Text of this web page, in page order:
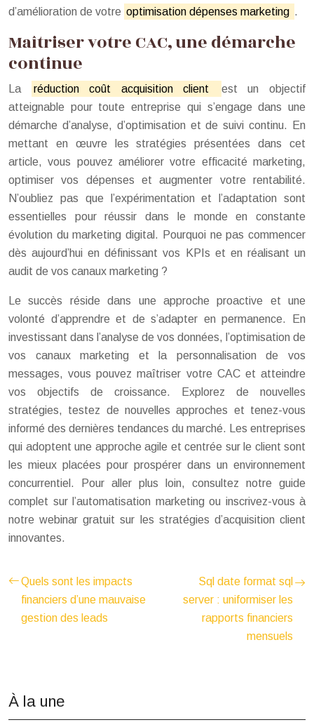
d’amélioration de votre optimisation dépenses marketing .
Maîtriser votre CAC, une démarche
continue
La réduction coût acquisition client
est un objectif
atteignable pour toute entreprise qui s’engage dans une
démarche d’analyse, d’optimisation et de suivi continu. En
mettant en œuvre les stratégies présentées dans cet
article, vous pouvez améliorer votre efficacité marketing,
optimiser vos dépenses et augmenter votre rentabilité.
N’oubliez pas que l’expérimentation et l’adaptation sont
essentielles pour réussir dans le monde en constante
évolution du marketing digital. Pourquoi ne pas commencer
dès aujourd’hui en définissant vos KPIs et en réalisant un
audit de vos canaux marketing ?
Le succès réside dans une approche proactive et une
volonté d’apprendre et de s’adapter en permanence. En
investissant dans l’analyse de vos données, l’optimisation de
vos canaux marketing et la personnalisation de vos
messages, vous pouvez maîtriser votre CAC et atteindre
vos objectifs de croissance. Explorez de nouvelles
stratégies, testez de nouvelles approches et tenez-vous
informé des dernières tendances du marché. Les entreprises
qui adoptent une approche agile et centrée sur le client sont
les mieux placées pour prospérer dans un environnement
concurrentiel. Pour aller plus loin, consultez notre guide
complet sur l’automatisation marketing ou inscrivez-vous à
notre webinar gratuit sur les stratégies d’acquisition client
innovantes.
Quels sont les impacts
financiers d’une mauvaise
gestion des leads
Sql date format sql
server : uniformiser les
rapports financiers
mensuels
À la une